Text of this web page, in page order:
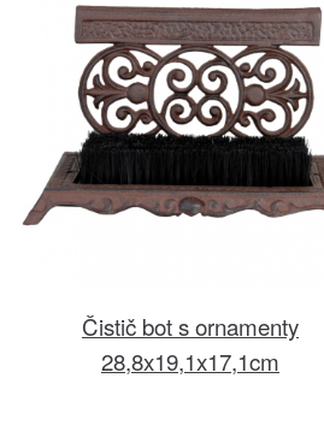
Čistič bot s ornamenty
28,8x19,1x17,1cm